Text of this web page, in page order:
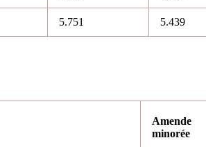
5.751 5.439
Amende
minorée